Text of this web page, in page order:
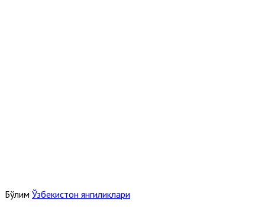
Бўлим Ўзбекистон янгиликлари